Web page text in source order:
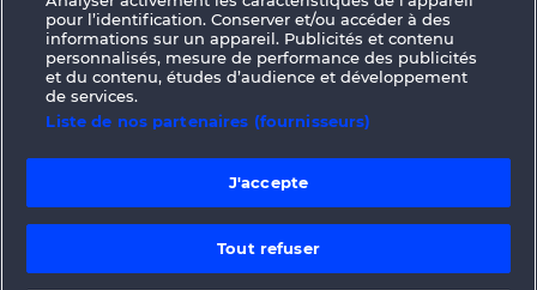
CGU Charte de confidentialité
Mentions légales Société FAQ
Facebook
Envoyer la demande de rétractation
pour l’identification. Conserver et/ou accéder à des
informations sur un appareil. Publicités et contenu
personnalisés, mesure de performance des publicités
et du contenu, études d’audience et développement
de services.
Liste de nos partenaires (fournisseurs)
J'accepte
Tout refuser